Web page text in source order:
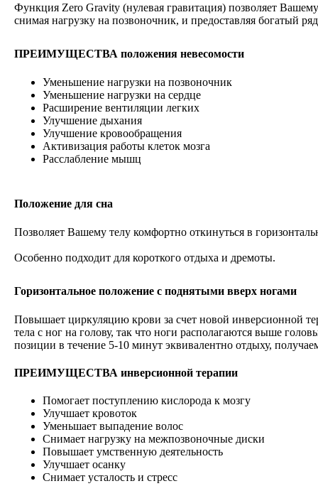
Функция Zero Gravity (нулевая гравитация) позволяет
снимая нагрузку на позвоночник, и предоставляя богатый
ПРЕИМУЩЕСТВА положения невесомости
Уменьшение нагрузки на позвоночник
Уменьшение нагрузки на сердце
Расширение вентиляции легких
Улучшение дыхания
Улучшение кровообращения
Активизация работы клеток мозга
Расслабление мышц
Положение для сна
Позволяет Вашему телу комфортно откинуться в
Особенно подходит для короткого отдыха и дремоты.
Горизонтальное положение с поднятыми вверх ногами
Повышает циркуляцию крови за счет новой инверсионной
тела с ног на голову, так что ноги располагаются выше
позиции в течение 5-10 минут эквивалентно отдыху,
ПРЕИМУЩЕСТВА инверсионной терапии
Помогает поступлению кислорода к мозгу
Улучшает кровоток
Уменьшает выпадение волос
Снимает нагрузку на межпозвоночные диски
Повышает умственную деятельность
Улучшает осанку
Снимает усталость и стресс